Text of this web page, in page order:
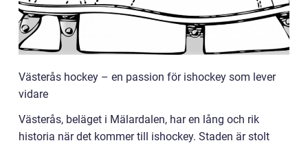
Västerås hockey – en passion för ishockey som lever
vidare
Västerås, beläget i Mälardalen, har en lång och rik
historia när det kommer till ishockey. Staden är stolt